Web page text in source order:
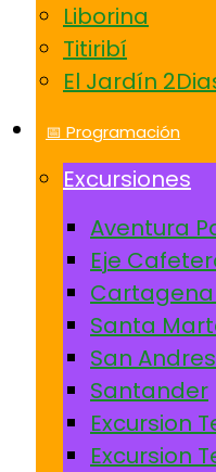
Liborina
Titiribí
El Jardín
📅 Programación
Excursiones
Aventura
Eje
Cartagena
Santa
San
Santander
Excursion
Excursion